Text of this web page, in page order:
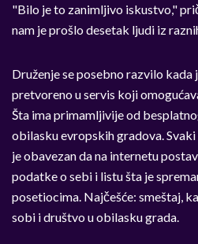
"Bilo je to zanimljivo iskustvo,"
nam je prošlo desetak ljudi iz
Druženje se posebno razvilo
pretvoreno u servis koji
Šta ima primamljivije od
obilasku evropskih gradova.
je obavezan da na internetu
podatke o sebi i listu šta je
posetiocima. Najčešće: smeštaj,
sobi i društvo u obilasku grada.